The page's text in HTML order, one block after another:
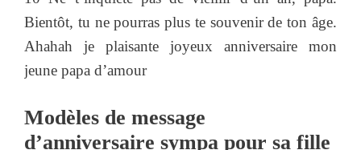
Bientôt, tu ne pourras plus te souvenir de ton âge.
Ahahah je plaisante joyeux anniversaire mon
jeune papa d’amour
Modèles de message
d’anniversaire sympa pour sa fille